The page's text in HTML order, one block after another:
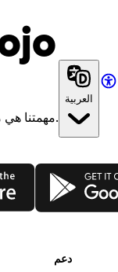
مهمتنا هي منح كل طفل تعليمًا يحبه.
العربية
Google Play
دعم